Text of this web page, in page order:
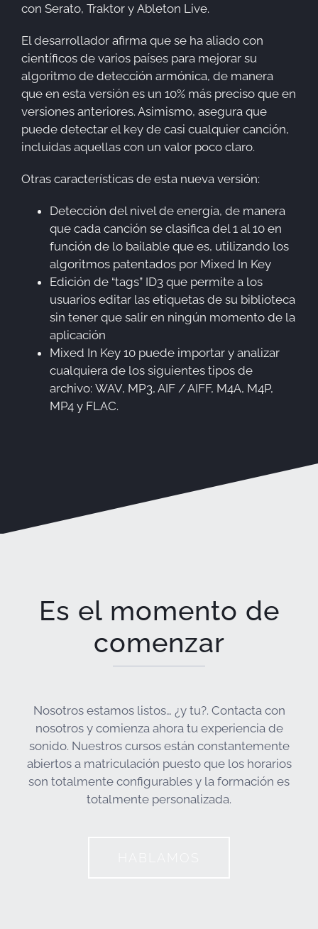
con Serato, Traktor y Ableton Live.
El desarrollador afirma que se ha aliado con
científicos de varios países para mejorar su
algoritmo de detección armónica, de manera
que en esta versión es un 10% más preciso que en
versiones anteriores. Asimismo, asegura que
puede detectar el key de casi cualquier canción,
incluidas aquellas con un valor poco claro.
Otras características de esta nueva versión:
Detección del nivel de energía, de manera
que cada canción se clasifica del 1 al 10 en
función de lo bailable que es, utilizando los
algoritmos patentados por Mixed In Key
Edición de “tags” ID3 que permite a los
usuarios editar las etiquetas de su biblioteca
sin tener que salir en ningún momento de la
aplicación
Mixed In Key 10 puede importar y analizar
cualquiera de los siguientes tipos de
archivo: WAV, MP3, AIF / AIFF, M4A, M4P,
MP4 y FLAC.
Es el momento de
comenzar
Nosotros estamos listos… ¿y tu?. Contacta con
nosotros y comienza ahora tu experiencia de
sonido. Nuestros cursos están constantemente
abiertos a matriculación puesto que los horarios
son totalmente configurables y la formación es
totalmente personalizada.